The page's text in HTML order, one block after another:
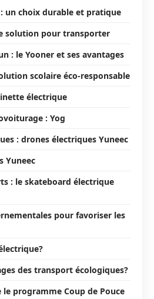
un choix durable et pratique
solution pour transporter
: le Yooner et ses avantages
scolaire éco-responsable
électrique
: Yog
: drones électriques Yuneec
Yuneec
: le skateboard électrique
pour favoriser les
des transport écologiques?
programme Coup de Pouce